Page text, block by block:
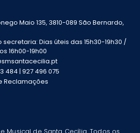
Maio 135, 3810-089 São Bernardo,
secretaria: Dias úteis das 15h30-19h30 /
16h00-19h00
484 | 927 496 075
Reclamações
Musical de Santa Cecília. Todos os